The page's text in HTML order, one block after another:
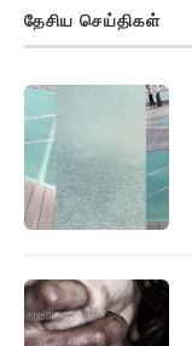
தேசிய செய்திகள்